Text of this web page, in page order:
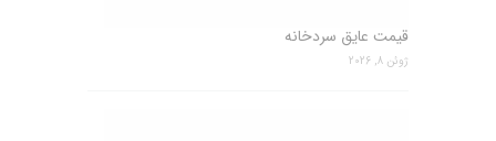
قیمت عایق سردخانه
ژوئن 8, 2026